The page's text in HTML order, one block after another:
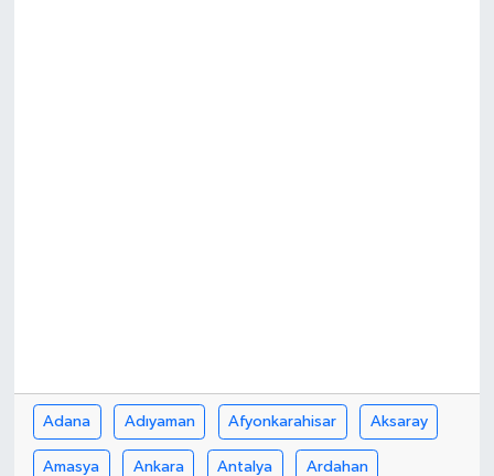
Adana Adıyaman Afyonkarahisar Aksaray
Amasya Ankara Antalya Ardahan